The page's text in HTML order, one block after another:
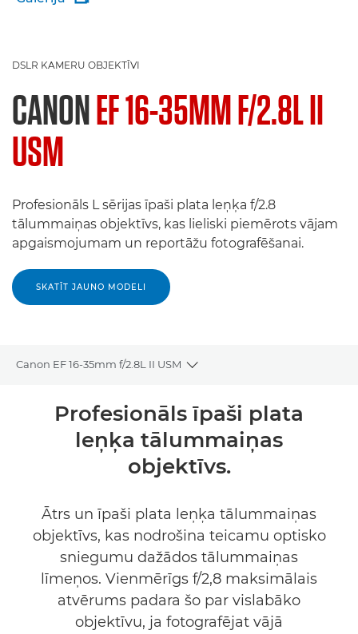
DSLR KAMERU OBJEKTĪVI
CANONEF 16-35MM F/2.8L II
USM
Profesionāls L sērijas īpaši plata leņķa f/2.8
tālummaiņas objektīvs, kas lieliski piemērots vājam
apgaismojumam un reportāžu fotografēšanai.
SKATĪT JAUNO MODELI
Canon EF 16-35mm f/2.8L II USM
Toggle breadcrumbs
Pārskats
Tehniskie dati
Profesionāls īpaši plata
leņķa tālummaiņas
objektīvs.
Ātrs un īpaši plata leņķa tālummaiņas
objektīvs, kas nodrošina teicamu optisko
sniegumu dažādos tālummaiņas
līmeņos. Vienmērīgs f/2,8 maksimālais
atvērums padara šo par vislabāko
objektīvu, ja fotografējat vājā